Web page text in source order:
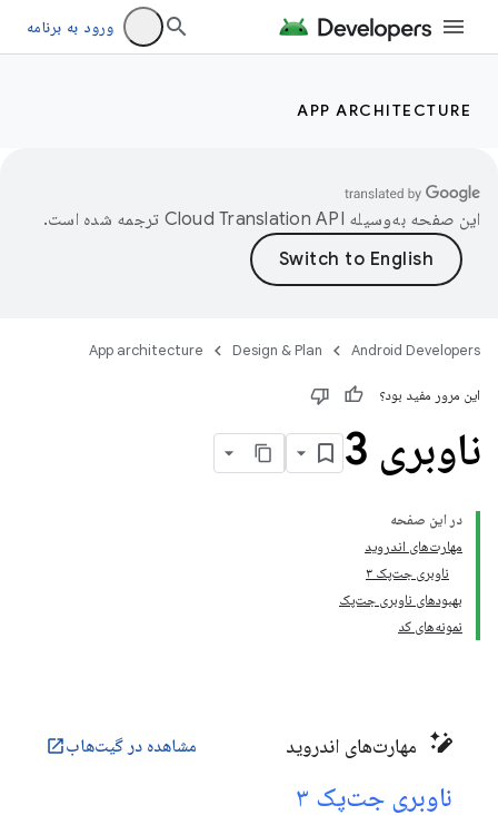
ورود به برنامه
APP ARCHITECTURE
این صفحه به‌وسیله ترجمه شده است.
Android Developers
Design & Plan
App architecture
این مرور مفید بود؟
ناوبری 3
در این صفحه
مهارت‌های اندروید
ناوبری جت‌پک ۳
بهبودهای ناوبری جت‌پک
نمونه‌های کد
مهارت‌های اندروید مشاهده در گیت‌هابopen_in_new
ناوبری جت‌پک ۳